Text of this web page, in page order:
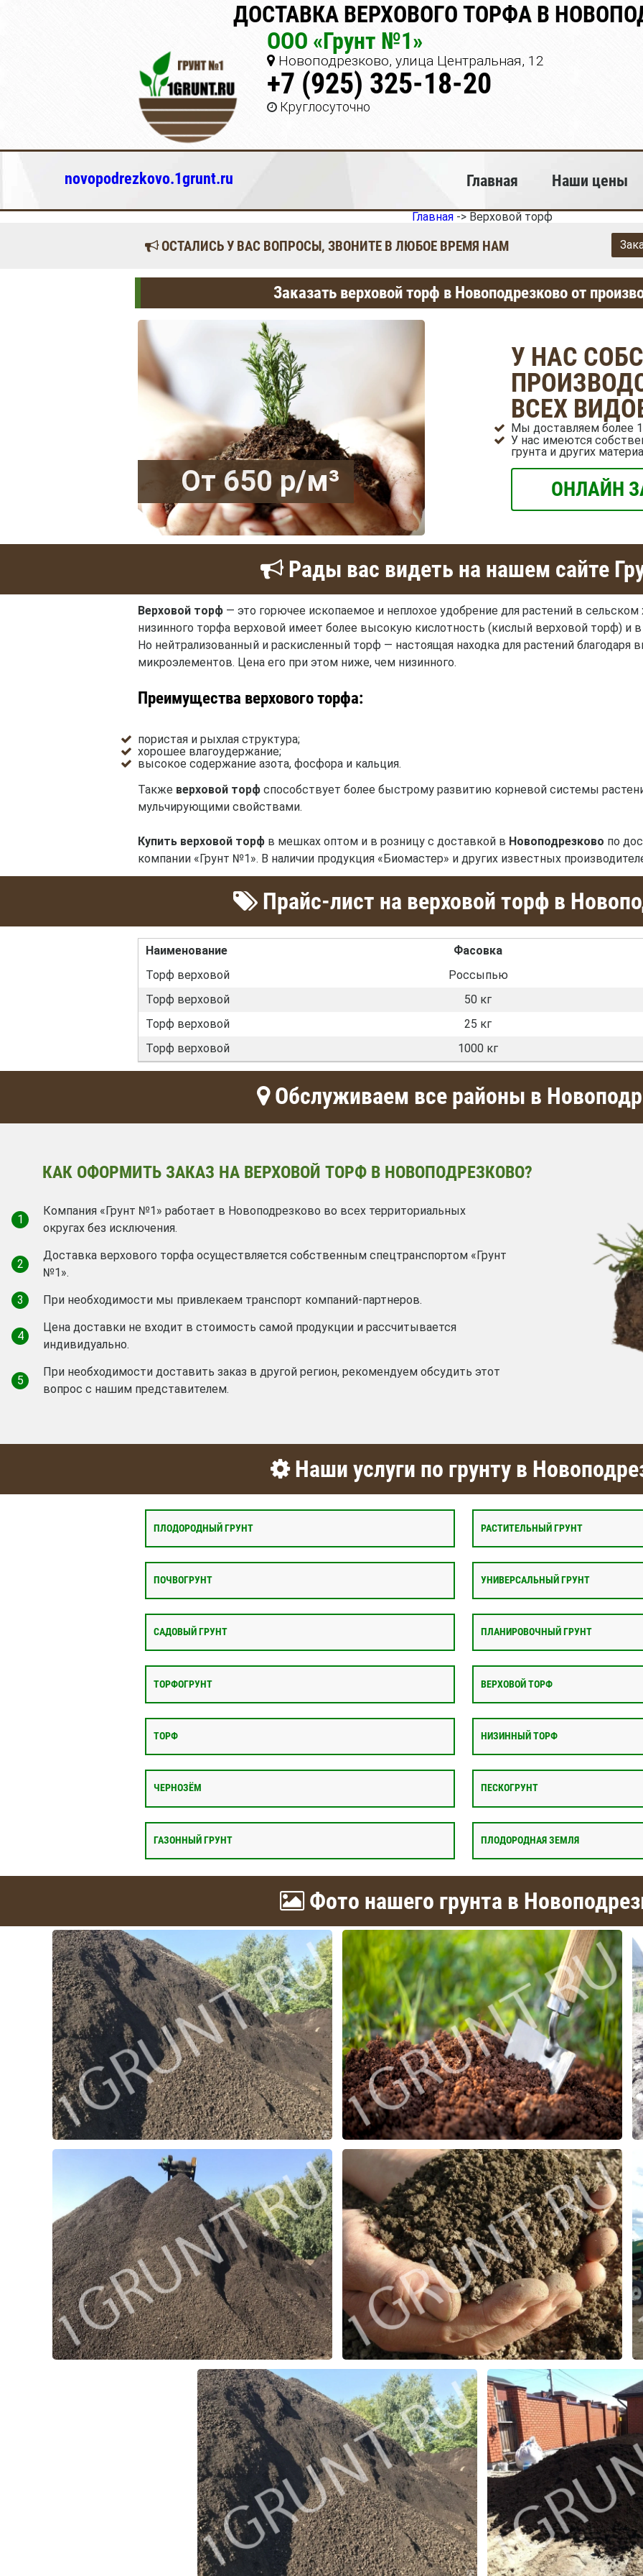
ДОСТАВКА ВЕРХОВОГО ТОРФА В
ООО «Грунт №1»
Новоподрезково, улица Центральная, 12
+7 (925) 325-18-20
Круглосуточно
novopodrezkovo.1grunt.ru Главная Наши цены
Главная -> Верховой торф
ОСТАЛИСЬ У ВАС ВОПРОСЫ, ЗВОНИТЕ В ЛЮБОЕ ВРЕМЯ НАМ
Заказать верховой торф в Новоподрезково от
От 650 р/м³
У НАС
ВСЕХ
Мы доставляем более
У нас имеются
грунта и других
ОНЛАЙН
Рады вас видеть на нашем сайте
Верховой торф — это горючее ископаемое и неплохое удобрение для растений в сельском
низинного торфа верховой имеет более высокую кислотность (кислый верховой торф) и
Но нейтрализованный и раскисленный торф — настоящая находка для растений благодаря
микроэлементов. Цена его при этом ниже, чем низинного.
Преимущества верхового торфа:
пористая и рыхлая структура;
хорошее влагоудержание;
высокое содержание азота, фосфора и кальция.
Также верховой торф способствует более быстрому развитию корневой системы
мульчирующими свойствами.
Купить верховой торф в мешках оптом и в розницу с доставкой в Новоподрезково по
компании «Грунт №1». В наличии продукция «Биомастер» и других известных
Прайс-лист на верховой торф в
Наименование
Фасовка
Торф верховой
Россыпью
Торф верховой
50 кг
Торф верховой
25 кг
Торф верховой
1000 кг
Обслуживаем все районы в
КАК ОФОРМИТЬ ЗАКАЗ НА ВЕРХОВОЙ ТОРФ В НОВОПОДРЕЗКОВО?
1
Компания «Грунт №1» работает в Новоподрезково во всех территориальных
округах без исключения.
2
Доставка верхового торфа осуществляется собственным спецтранспортом «Грунт
№1».
3
При необходимости мы привлекаем транспорт компаний-партнеров.
4
Цена доставки не входит в стоимость самой продукции и рассчитывается
индивидуально.
5
При необходимости доставить заказ в другой регион, рекомендуем обсудить этот
вопрос с нашим представителем.
Наши услуги по грунту в
ПЛОДОРОДНЫЙ ГРУНТ РАСТИТЕЛЬНЫЙ ГРУНТ
ПОЧВОГРУНТ УНИВЕРСАЛЬНЫЙ ГРУНТ
САДОВЫЙ ГРУНТ ПЛАНИРОВОЧНЫЙ ГРУНТ
ТОРФОГРУНТ ВЕРХОВОЙ ТОРФ
ТОРФ НИЗИННЫЙ ТОРФ
ЧЕРНОЗЁМ ПЕСКОГРУНТ
ГАЗОННЫЙ ГРУНТ ПЛОДОРОДНАЯ ЗЕМЛЯ
Фото нашего грунта в